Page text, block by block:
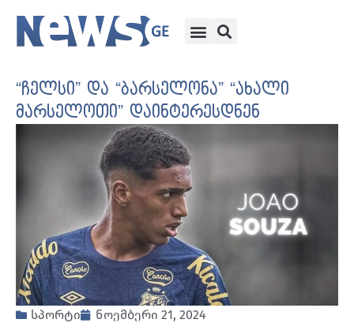
“ჩელსი” და “ბარსელონა” “ახალი
მარსელოთი” დაინტერესდნენ
სპორტი
ნოემბერი 21, 2024